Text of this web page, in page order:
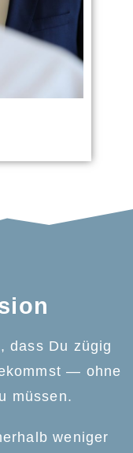
dass Du zügig
— ohne
müssen.
weniger